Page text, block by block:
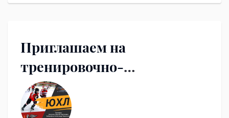
Приглашаем на
тренировочно-
просмотровый сбор
хоккеистов